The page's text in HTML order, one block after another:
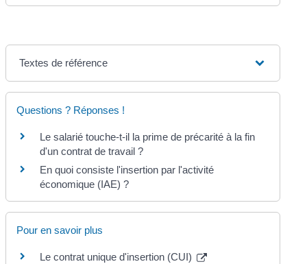
Textes de référence
Questions ? Réponses !
Le salarié touche-t-il la prime de précarité à la fin
d'un contrat de travail ?
En quoi consiste l'insertion par l'activité
économique (IAE) ?
Pour en savoir plus
Le contrat unique d'insertion (CUI)